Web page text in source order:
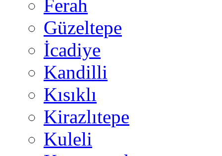
Ferah
Güzeltepe
İcadiye
Kandilli
Kısıklı
Kirazlıtepe
Kuleli